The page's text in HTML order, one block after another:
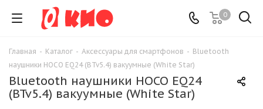
0
Главная - Каталог - Аксессуары для смартфонов - Bluetooth
наушники HOCO EQ24 (BTv5.4) вакуумные (White Star)
Bluetooth наушники HOCO EQ24
(BTv5.4) вакуумные (White Star)